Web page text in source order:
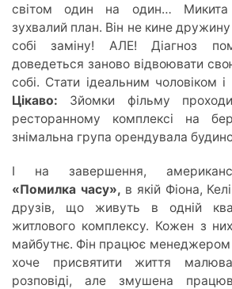
світом один на один… Микита
зухвалий план. Він не кине дружину
собі заміну! АЛЕ! Діагноз
доведеться заново відвоювати
собі. Стати ідеальним чоловіком
Цікаво: Зйомки фільму
ресторанному комплексі на
знімальна група орендувала
І на завершення,
«Помилка часу», в якій Фіона,
друзів, що живуть в одній
житлового комплексу. Кожен з
майбутнє. Фін працює менеджером
хоче присвятити життя
розповіді, але змушена